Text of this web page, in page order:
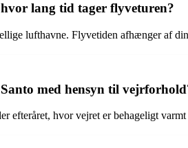
lang tid tager flyveturen?
lufthavne. Flyvetiden afhænger af
med hensyn til
efteråret, hvor vejret er behageligt